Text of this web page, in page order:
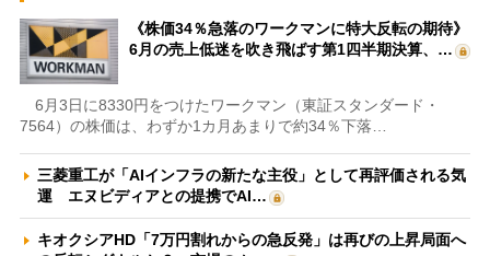
《株価34％急落のワークマンに特大反転の期待》
6月の売上低迷を吹き飛ばす第1四半期決算、…
6月3日に8330円をつけたワークマン（東証スタンダード・
7564）の株価は、わずか1カ月あまりで約34％下落…
三菱重工が「AIインフラの新たな主役」として再評価される気
運 エヌビディアとの提携でAI…
キオクシアHD「7万円割れからの急反発」は再びの上昇局面へ